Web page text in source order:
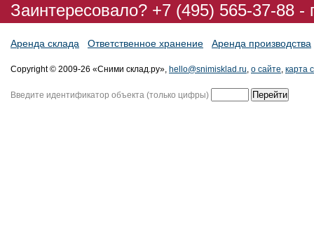
Заинтересовало? +7 (495) 565-37-88
Аренда склада Ответственное хранение Аренда производства
Copyright © 2009-26 «Сними склад.ру», hello@snimisklad.ru, о сайте, карта
Введите идентификатор объекта (только цифры)